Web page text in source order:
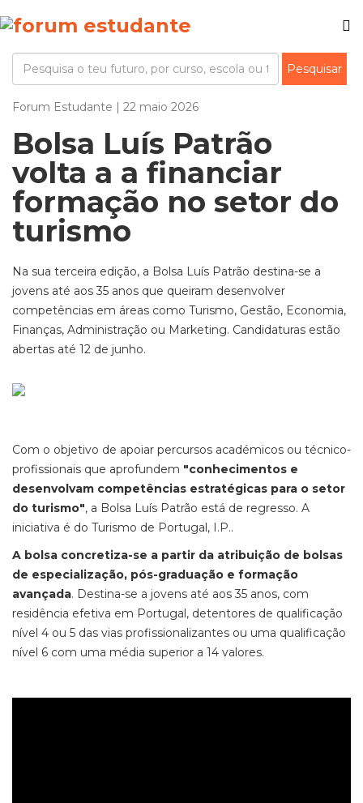
Forum Estudante | 22 maio 2026
Bolsa Luís Patrão
volta a a financiar
formação no setor do
turismo
Na sua terceira edição, a Bolsa Luís Patrão destina-se a
jovens até aos 35 anos que queiram desenvolver
competências em áreas como Turismo, Gestão, Economia,
Finanças, Administração ou Marketing. Candidaturas estão
abertas até 12 de junho.
Com o objetivo de apoiar percursos académicos ou técnico-
profissionais que aprofundem "conhecimentos e
desenvolvam competências estratégicas para o setor
do turismo", a Bolsa Luís Patrão está de regresso. A
iniciativa é do Turismo de Portugal, I.P..
A bolsa concretiza-se a partir da atribuição de bolsas
de especialização, pós-graduação e formação
avançada. Destina-se a jovens até aos 35 anos, com
residência efetiva em Portugal, detentores de qualificação
nível 4 ou 5 das vias profissionalizantes ou uma qualificação
nível 6 com uma média superior a 14 valores.